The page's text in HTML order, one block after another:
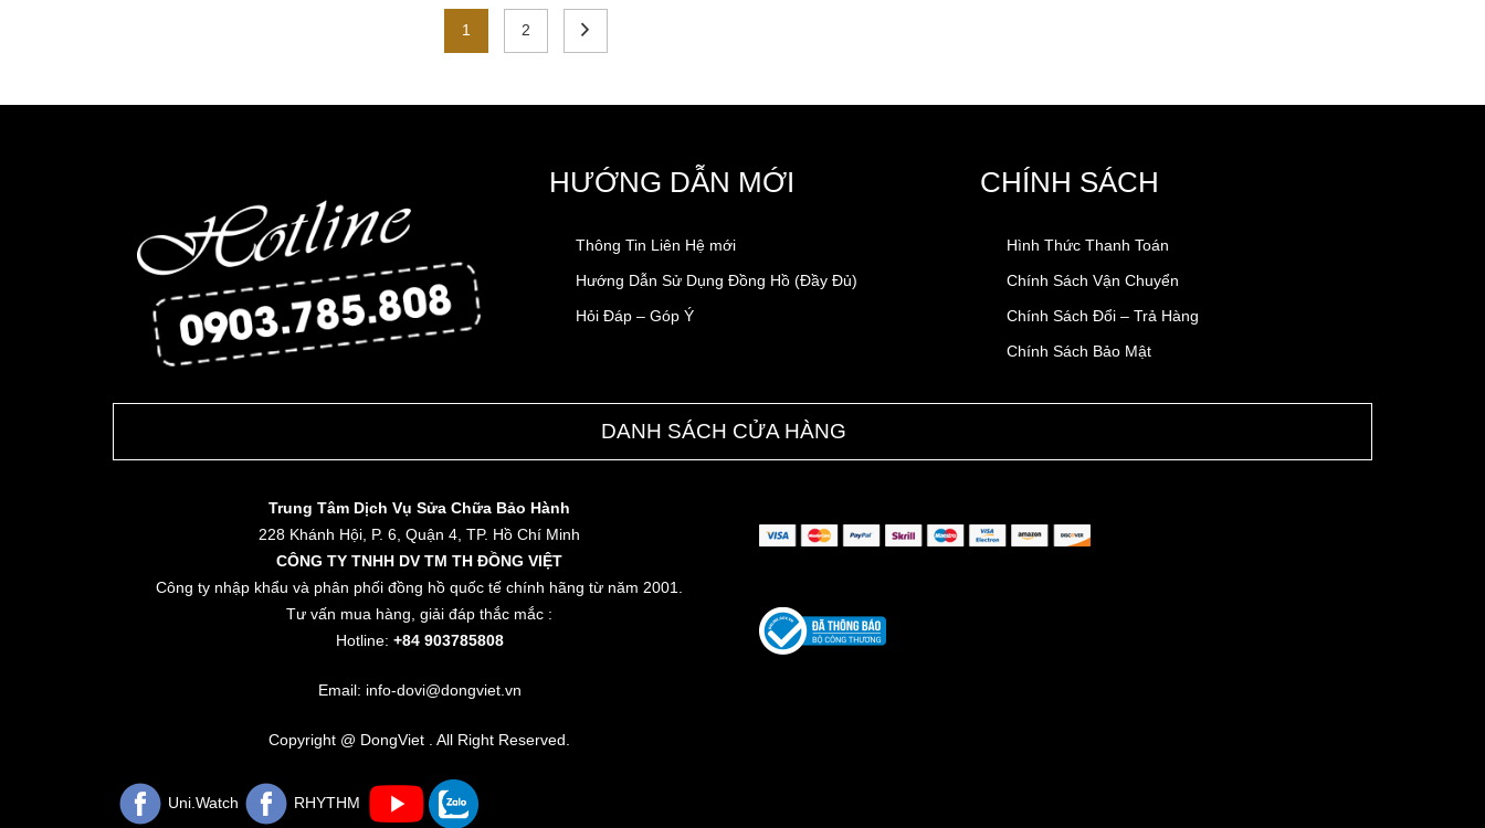
1 2
HƯỚNG DẪN MỚI
Thông Tin Liên Hệ mới
Hướng Dẫn Sử Dụng Đồng Hồ (Đầy Đủ)
Hỏi Đáp – Góp Ý
CHÍNH SÁCH
Hình Thức Thanh Toán
Chính Sách Vận Chuyển
Chính Sách Đổi – Trả Hàng
Chính Sách Bảo Mật
DANH SÁCH CỬA HÀNG
Trung Tâm Dịch Vụ Sửa Chữa Bảo Hành
228 Khánh Hội, P. 6, Quận 4, TP. Hồ Chí Minh
CÔNG TY TNHH DV TM TH ĐỒNG VIỆT
Công ty nhập khẩu và phân phối đồng hồ quốc tế chính hãng từ năm 2001.
Tư vấn mua hàng, giải đáp thắc mắc :
Hotline: +84 903785808
Email: info-dovi@dongviet.vn
Copyright @ DongViet . All Right Reserved.
Uni.Watch RHYTHM